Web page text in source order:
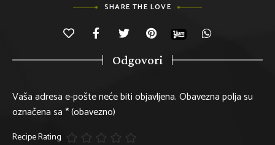
SHARE THE LOVE
Odgovori
Vaša adresa e-pošte neće biti objavljena.Obavezna polja su
označena sa* (obavezno)
Recipe Rating